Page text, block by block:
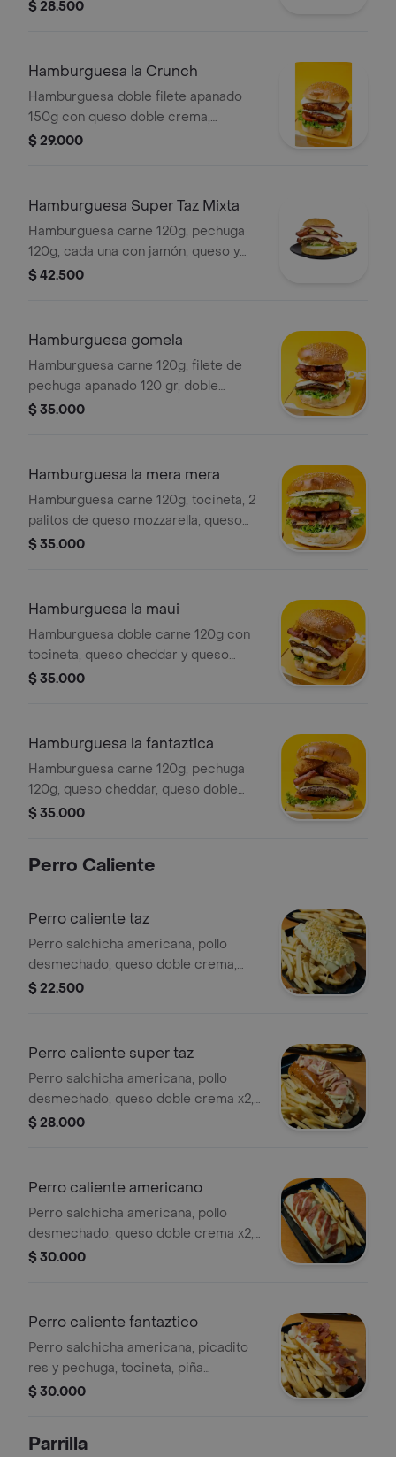
$ 28.500
Hamburguesa la Crunch
Hamburguesa doble filete apanado
150g con queso doble crema,
lechuga, tomate, salsa bbq, tártara y
$ 29.000
Hamburguesa Super Taz Mixta
Hamburguesa carne 120g, pechuga
120g, cada una con jamón, queso y
tocineta, pollo desmechado, tomate,
$ 42.500
Hamburguesa gomela
Hamburguesa carne 120g, filete de
pechuga apanado 120 gr, doble
tocineta, queso doble crema, lechuga,
$ 35.000
Hamburguesa la mera mera
Hamburguesa carne 120g, tocineta, 2
palitos de queso mozzarella, queso
cheddar, guacamole, pico de gallo,
$ 35.000
Hamburguesa la maui
Hamburguesa doble carne 120g con
tocineta, queso cheddar y queso
doble crema, piña en cuadros,
$ 35.000
Hamburguesa la fantaztica
Hamburguesa carne 120g, pechuga
120g, queso cheddar, queso doble
crema, tocineta, aros de cebolla
$ 35.000
Perro Caliente
Perro caliente taz
Perro salchicha americana, pollo
desmechado, queso doble crema,
cebolla, picadito de papa, tártara,
$ 22.500
Perro caliente super taz
Perro salchicha americana, pollo
desmechado, queso doble crema x2,
jamón, tártara, papa francesa.
$ 28.000
Perro caliente americano
Perro salchicha americana, pollo
desmechado, queso doble crema x2,
tocineta x2, tártara, papa francesa.
$ 30.000
Perro caliente fantaztico
Perro salchicha americana, picadito
res y pechuga, tocineta, piña
caramelizada, tártara, papa francesa.
$ 30.000
Parrilla